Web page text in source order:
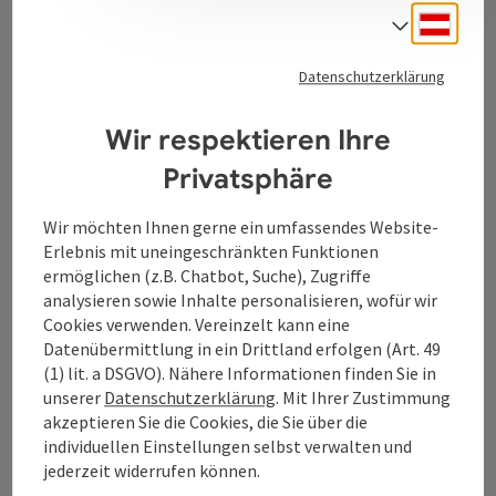
Oberösterreich
WGD Donau Oberösterreich Tourismus
Lindengasse 9
4040 Linz
+43 732 7277 - 888
info@donauregion.at
Fax: +43 732 7277 - 804
Datenschutzerklärung
Wir respektieren Ihre
Privatsphäre
Wir möchten Ihnen gerne ein umfassendes Website-
Erlebnis mit uneingeschränkten Funktionen
ermöglichen (z.B. Chatbot, Suche), Zugriffe
analysieren sowie Inhalte personalisieren, wofür wir
Cookies verwenden. Vereinzelt kann eine
Datenübermittlung in ein Drittland erfolgen (Art. 49
(1) lit. a DSGVO). Nähere Informationen finden Sie in
unserer Datenschutzerklärung. Mit Ihrer Zustimmung
akzeptieren Sie die Cookies, die Sie über die
individuellen Einstellungen selbst verwalten und
jederzeit widerrufen können.